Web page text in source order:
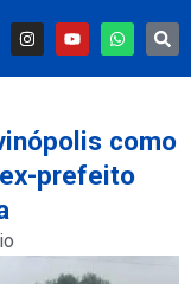
como
prefeito